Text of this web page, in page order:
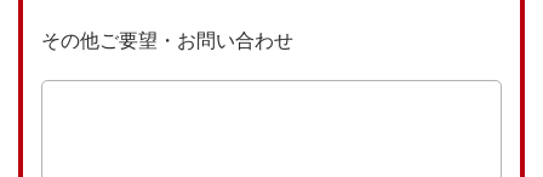
その他ご要望・お問い合わせ